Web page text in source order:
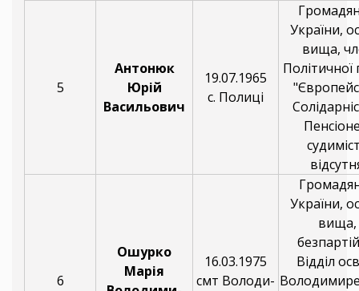
5
Антонюк
Юрій
Васильович
19.07.1965
с. Полиці
України,
вища,
Політичної
6
Ошурко
Марія
16.03.1975
смт Володи-
України,
вища,
Відділ